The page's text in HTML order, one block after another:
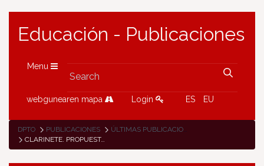
Educación - Publicaciones
Menu
webgunearen mapa Login ES EU
DPTO PUBLICACIONES
ÚLTIMAS PUBLICACIONES
CLARINETE. PROPUESTA DE SECUENCIACIÓN DE CONTENIDOS Y UNIDADES DIDÁCTICAS PARA ESCUELAS DE MÚSICA II